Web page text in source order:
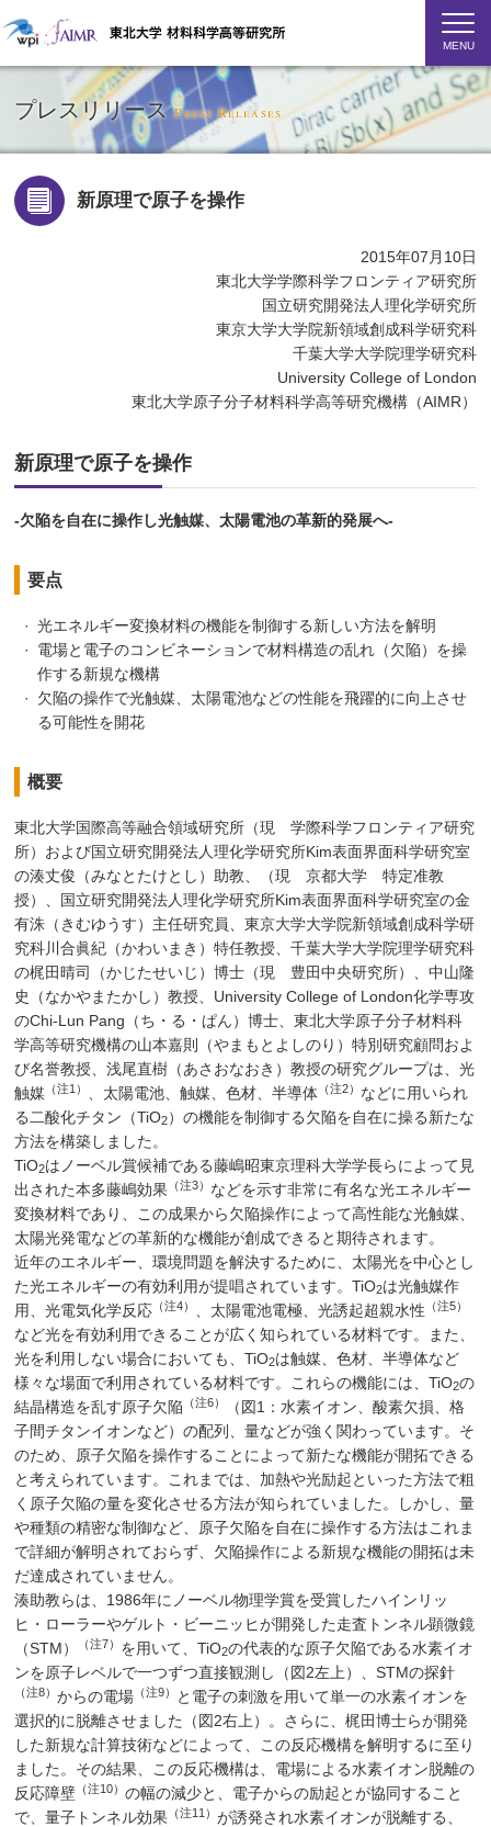
MENU
プレスリリースPress Releases
新原理で原子を操作
2015年07月10日
東北大学学際科学フロンティア研究所
国立研究開発法人理化学研究所
東京大学大学院新領域創成科学研究科
千葉大学大学院理学研究科
University College of London
東北大学原子分子材料科学高等研究機構（AIMR）
新原理で原子を操作
-欠陥を自在に操作し光触媒、太陽電池の革新的発展へ-
要点
光エネルギー変換材料の機能を制御する新しい方法を解明
電場と電子のコンビネーションで材料構造の乱れ（欠陥）を操
作する新規な機構
欠陥の操作で光触媒、太陽電池などの性能を飛躍的に向上させ
る可能性を開花
概要
東北大学国際高等融合領域研究所（現 学際科学フロンティア研究
所）および国立研究開発法人理化学研究所Kim表面界面科学研究室
の湊丈俊（みなとたけとし）助教、（現 京都大学 特定准教
授）、国立研究開発法人理化学研究所Kim表面界面科学研究室の金
有洙（きむゆうす）主任研究員、東京大学大学院新領域創成科学研
究科川合眞紀（かわいまき）特任教授、千葉大学大学院理学研究科
の梶田晴司（かじたせいじ）博士（現 豊田中央研究所）、中山隆
史（なかやまたかし）教授、University College of London化学専攻
のChi-Lun Pang（ち・る・ぱん）博士、東北大学原子分子材料科
学高等研究機構の山本嘉則（やまもとよしのり）特別研究顧問およ
び名誉教授、浅尾直樹（あさおなおき）教授の研究グループは、光
触媒 （注1） 、太陽電池、触媒、色材、半導体 （注2） などに用いられ
る二酸化チタン（TiO2）の機能を制御する欠陥を自在に操る新たな
方法を構築しました。
TiO2はノーベル賞候補である藤嶋昭東京理科大学学長らによって見
出された本多藤嶋効果 （注3） などを示す非常に有名な光エネルギー
変換材料であり、この成果から欠陥操作によって高性能な光触媒、
太陽光発電などの革新的な機能が創成できると期待されます。
近年のエネルギー、環境問題を解決するために、太陽光を中心とし
た光エネルギーの有効利用が提唱されています。TiO2は光触媒作
用、光電気化学反応 （注4） 、太陽電池電極、光誘起超親水性 （注5）
など光を有効利用できることが広く知られている材料です。また、
光を利用しない場合においても、TiO2は触媒、色材、半導体など
様々な場面で利用されている材料です。これらの機能には、TiO2の
結晶構造を乱す原子欠陥
（注6）
（図1：水素イオン、酸素欠損、格
子間チタンイオンなど）の配列、量などが強く関わっています。そ
のため、原子欠陥を操作することによって新たな機能が開拓できる
と考えられています。これまでは、加熱や光励起といった方法で粗
く原子欠陥の量を変化させる方法が知られていました。しかし、量
や種類の精密な制御など、原子欠陥を自在に操作する方法はこれま
で詳細が解明されておらず、欠陥操作による新規な機能の開拓は未
だ達成されていません。
湊助教らは、1986年にノーベル物理学賞を受賞したハインリッ
ヒ・ローラーやゲルト・ビーニッヒが開発した走査トンネル顕微鏡
（STM）
（注7） を用いて、TiO2の代表的な原子欠陥である水素イオ
ンを原子レベルで一つずつ直接観測し（図2左上）、STMの探針
（注8） からの電場 （注9）
と電子の刺激を用いて単一の水素イオンを
選択的に脱離させました（図2右上）。さらに、梶田博士らが開発
した新規な計算技術などによって、この反応機構を解明するに至り
ました。その結果、この反応機構は、電場による水素イオン脱離の
反応障壁 （注10） の幅の減少と、電子からの励起とが協同すること
で、量子トンネル効果 （注11） が誘発され水素イオンが脱離する、